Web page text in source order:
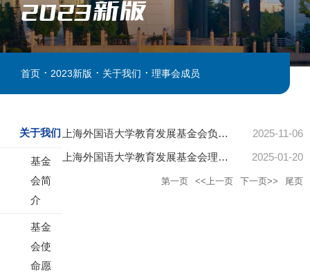
2023新版
首页 . 2023新版 . 关于我们 . 理事会成员
关于我们
基金
会简
介
基金
会使
命愿
2025-11-06
上海外国语大学教育发展基金会负责人简介
2025-01-20
上海外国语大学教育发展基金会理事会名单
第一页 <<上一页 下一页>> 尾页